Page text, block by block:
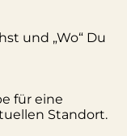
und „Wo“ Du
für eine
Standort.